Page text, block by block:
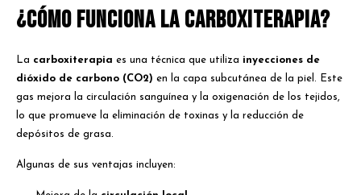
¿Cómo Funciona la Carboxiterapia?
La carboxiterapia es una técnica que utiliza inyecciones de
dióxido de carbono (CO2) en la capa subcutánea de la piel. Este
gas mejora la circulación sanguínea y la oxigenación de los tejidos,
lo que promueve la eliminación de toxinas y la reducción de
depósitos de grasa.
Algunas de sus ventajas incluyen: